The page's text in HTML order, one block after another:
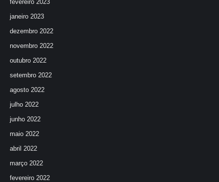
fevereiro 2023
janeiro 2023
dezembro 2022
novembro 2022
outubro 2022
setembro 2022
agosto 2022
julho 2022
junho 2022
maio 2022
abril 2022
março 2022
fevereiro 2022